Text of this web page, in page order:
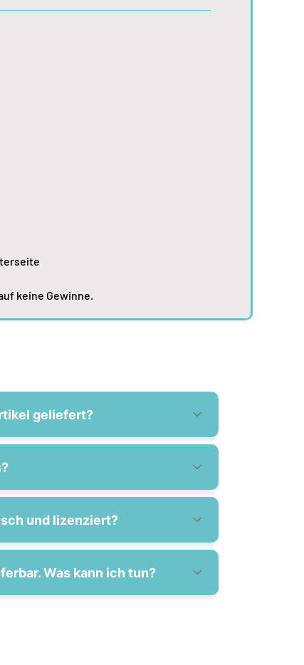
keine Gewinne.
geliefert?
und lizenziert?
Was kann ich tun?